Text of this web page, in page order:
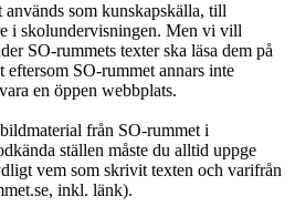
som kunskapskälla, till
i skolundervisningen. Men vi vill
SO-rummets texter ska läsa dem på
SO-rummet annars inte
en öppen webbplats.
från SO-rummet i
ställen måste du alltid uppge
vem som skrivit texten och varifrån
inkl. länk).